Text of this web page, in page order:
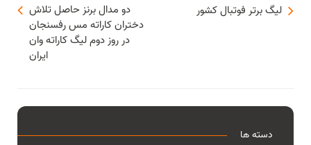
دو مدال برنز حاصل تلاش
دختران كاراته مس رفسنجان
در روز دوم ليگ کاراته وان
ایران
لیگ برتر فوتبال کشور
دسته ها